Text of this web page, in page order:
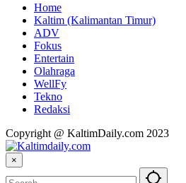
Home
Kaltim (Kalimantan Timur)
ADV
Fokus
Entertain
Olahraga
WellFy
Tekno
Redaksi
Copyright @ KaltimDaily.com 2023
×